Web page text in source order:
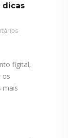
dicas
figital,
os
mais